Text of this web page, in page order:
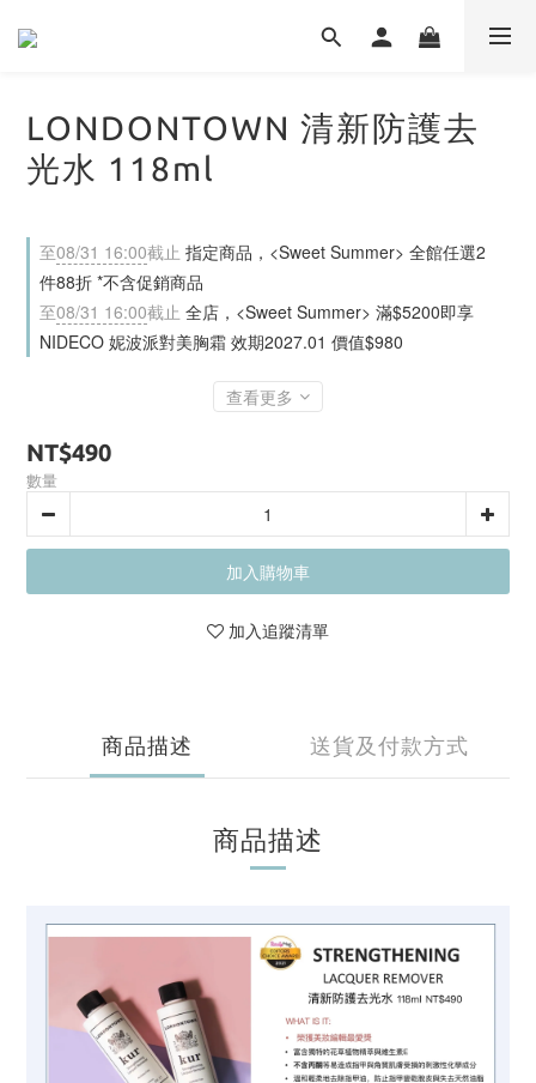
LONDONTOWN 清新防護去
光水 118ml
至08/31 16:00截止 指定商品，<Sweet Summer> 全館任選2
件88折 *不含促銷商品
至08/31 16:00截止 全店，<Sweet Summer> 滿$5200即享
NIDECO 妮波派對美胸霜 效期2027.01 價值$980
查看更多
NT$490
數量
加入購物車
加入追蹤清單
商品描述 送貨及付款方式
商品描述